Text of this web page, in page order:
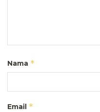
Nama *
Email *